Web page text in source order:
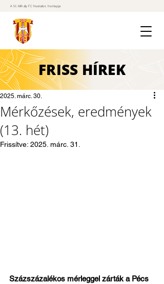
A St. Mihály FC hivatalos honlapja
FRISS HÍREK
Mérkőzések, eredmények
(13. hét)
2025. márc. 30.
Frissítve: 2025. márc. 31.
Százszázalékos mérleggel zárták a Pécs